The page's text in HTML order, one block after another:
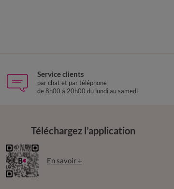
Service clients
par chat et par téléphone
de 8h00 à 20h00 du lundi au samedi
Téléchargez l’application
En savoir +